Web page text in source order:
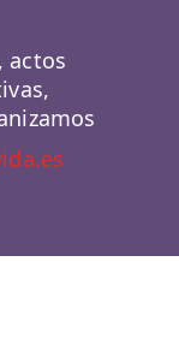
actos